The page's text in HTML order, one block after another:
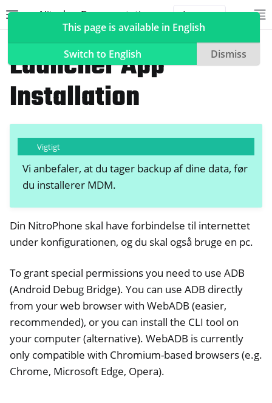
Nitrokey Documentation
navigation of NitroPhone, NitroTablet
navigation of Modvind MDM (HMDM)
Modvind MDM (HMDM)
Launcher App
Installation
Vigtigt
Vi anbefaler, at du tager backup af dine data, før
du installerer MDM.
Din NitroPhone skal have forbindelse til internettet
under konfigurationen, og du skal også bruge en pc.
To grant special permissions you need to use ADB
(Android Debug Bridge). You can use ADB directly
from your web browser with WebADB (easier,
recommended), or you can install the CLI tool on
your computer (alternative). WebADB is currently
only compatible with Chromium-based browsers (e.g.
Chrome, Microsoft Edge, Opera).
This page is available in English
Switch to English
Dismiss